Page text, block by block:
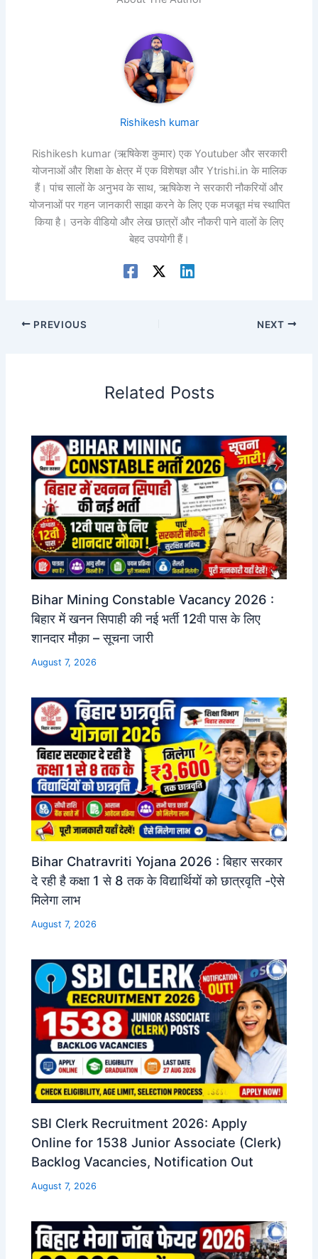
Rishikesh kumar
Rishikesh kumar (ऋषिकेश कुमार) एक Youtuber और सरकारी
योजनाओं और शिक्षा के क्षेत्र में एक विशेषज्ञ और Ytrishi.in के मालिक
हैं। पांच सालों के अनुभव के साथ, ऋषिकेश ने सरकारी नौकरियों और
योजनाओं पर गहन जानकारी साझा करने के लिए एक मजबूत मंच स्थापित
किया है। उनके वीडियो और लेख छात्रों और नौकरी पाने वालों के लिए
बेहद उपयोगी हैं।
PREVIOUS NEXT
Related Posts
Bihar Mining Constable Vacancy 2026 :
बिहार में खनन सिपाही की नई भर्ती 12वी पास के लिए
शानदार मौक़ा – सूचना जारी
August 7, 2026
Bihar Chatravriti Yojana 2026 : बिहार सरकार
दे रही है कक्षा 1 से 8 तक के विद्यार्थियों को छात्रवृति -ऐसे
मिलेगा लाभ
August 7, 2026
SBI Clerk Recruitment 2026: Apply
Online for 1538 Junior Associate (Clerk)
Backlog Vacancies, Notification Out
August 7, 2026